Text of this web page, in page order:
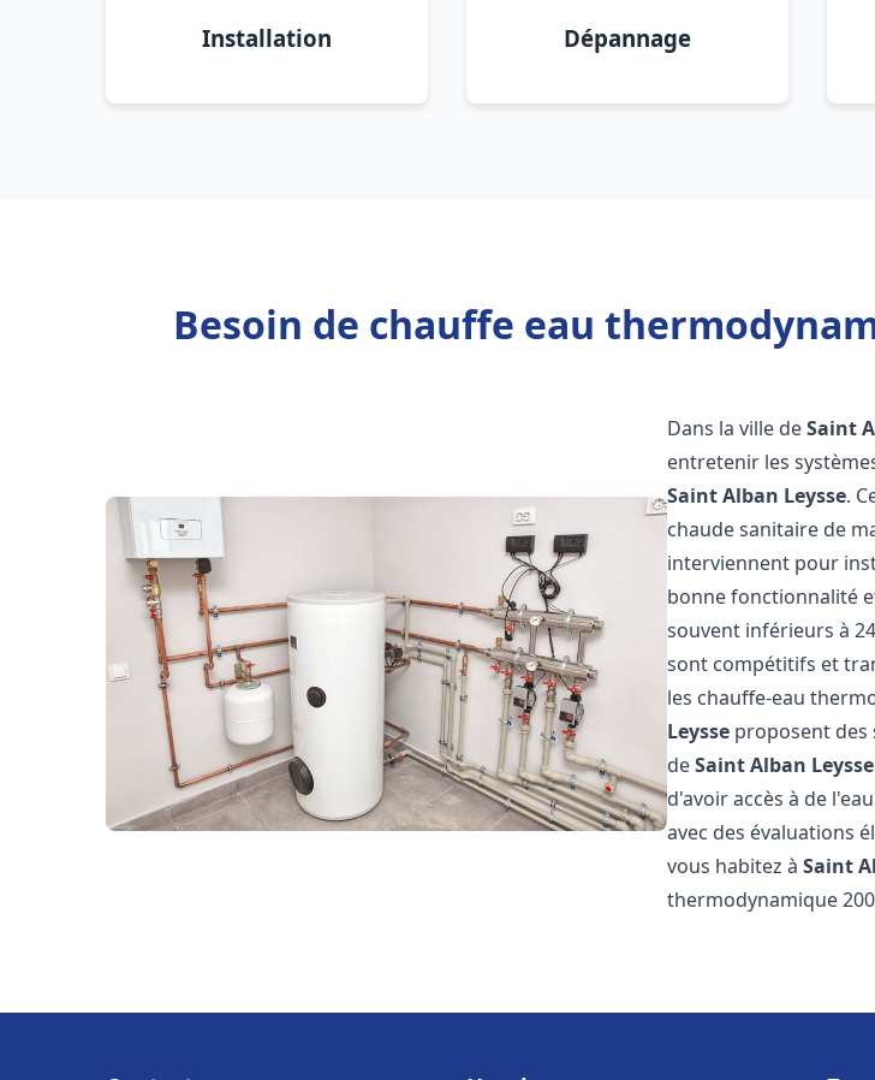
Installation Dépannage
Besoin de chauffe eau
Dans la ville deSaint
entretenir les
Saint Alban Leysse.
chaude sanitaire de
interviennent pour
bonne fonctionnalité
souvent inférieurs à
sont compétitifs et
les chauffe-eau
Leysse proposent des
deSaint Alban Leysse
d'avoir accès à de
avec des évaluations
vous habitez àSaint
thermodynamique